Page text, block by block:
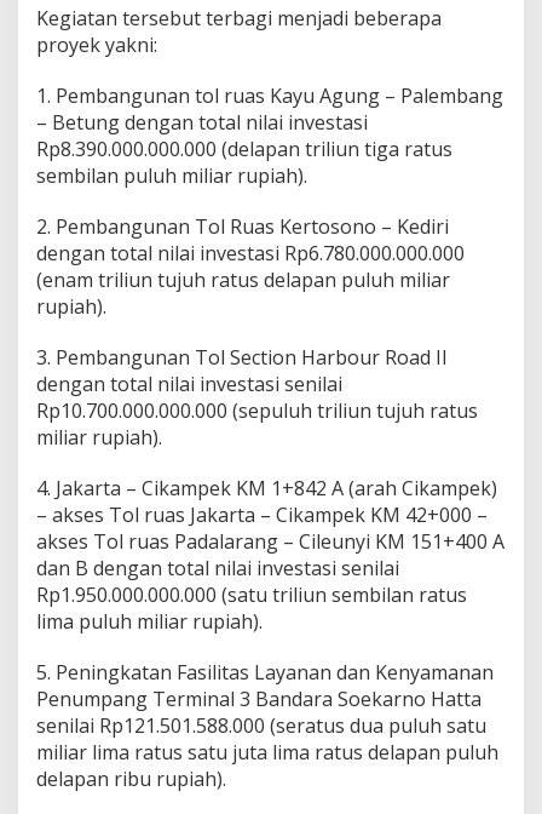
p
m
e
n
t
e
i
a
P
R
d
a
n
M
N
S
e
n
i
l
i
R
p
2
8
.
2
Kegiatan tersebut terbagi menjadi beberapa
proyek yakni:
1. Pembangunan tol ruas Kayu Agung – Palembang
– Betung dengan total nilai investasi
Rp8.390.000.000.000 (delapan triliun tiga ratus
sembilan puluh miliar rupiah).
2. Pembangunan Tol Ruas Kertosono – Kediri
dengan total nilai investasi Rp6.780.000.000.000
(enam triliun tujuh ratus delapan puluh miliar
rupiah).
3. Pembangunan Tol Section Harbour Road II
dengan total nilai investasi senilai
Rp10.700.000.000.000 (sepuluh triliun tujuh ratus
miliar rupiah).
4. Jakarta – Cikampek KM 1+842 A (arah Cikampek)
– akses Tol ruas Jakarta – Cikampek KM 42+000 –
akses Tol ruas Padalarang – Cileunyi KM 151+400 A
dan B dengan total nilai investasi senilai
Rp1.950.000.000.000 (satu triliun sembilan ratus
lima puluh miliar rupiah).
5. Peningkatan Fasilitas Layanan dan Kenyamanan
Penumpang Terminal 3 Bandara Soekarno Hatta
senilai Rp121.501.588.000 (seratus dua puluh satu
miliar lima ratus satu juta lima ratus delapan puluh
delapan ribu rupiah).